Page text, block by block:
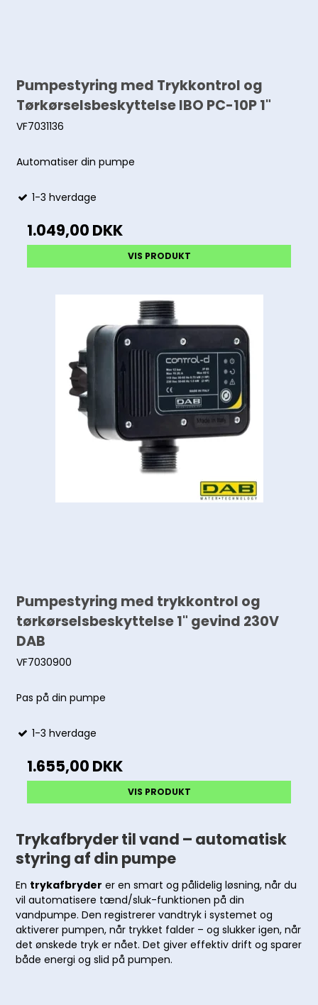
Pumpestyring med Trykkontrol og
Tørkørselsbeskyttelse IBO PC-10P 1"
VF7031136
Automatiser din pumpe
1-3 hverdage
1.049,00 DKK
VIS PRODUKT
Pumpestyring med trykkontrol og
tørkørselsbeskyttelse 1" gevind 230V
DAB
VF7030900
Pas på din pumpe
1-3 hverdage
1.655,00 DKK
VIS PRODUKT
Trykafbryder til vand – automatisk
styring af din pumpe
En trykafbryder er en smart og pålidelig løsning, når du
vil automatisere tænd/sluk-funktionen på din
vandpumpe. Den registrerer vandtryk i systemet og
aktiverer pumpen, når trykket falder – og slukker igen, når
det ønskede tryk er nået. Det giver effektiv drift og sparer
både energi og slid på pumpen.